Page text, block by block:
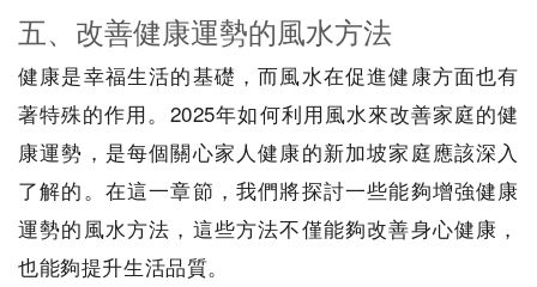
五、改善健康運勢的風水方法
健康是幸福生活的基礎，而風水在促進健康方面也有
著特殊的作用。2025年如何利用風水來改善家庭的健
康運勢，是每個關心家人健康的新加坡家庭應該深入
了解的。在這一章節，我們將探討一些能夠增強健康
運勢的風水方法，這些方法不僅能夠改善身心健康，
也能夠提升生活品質。